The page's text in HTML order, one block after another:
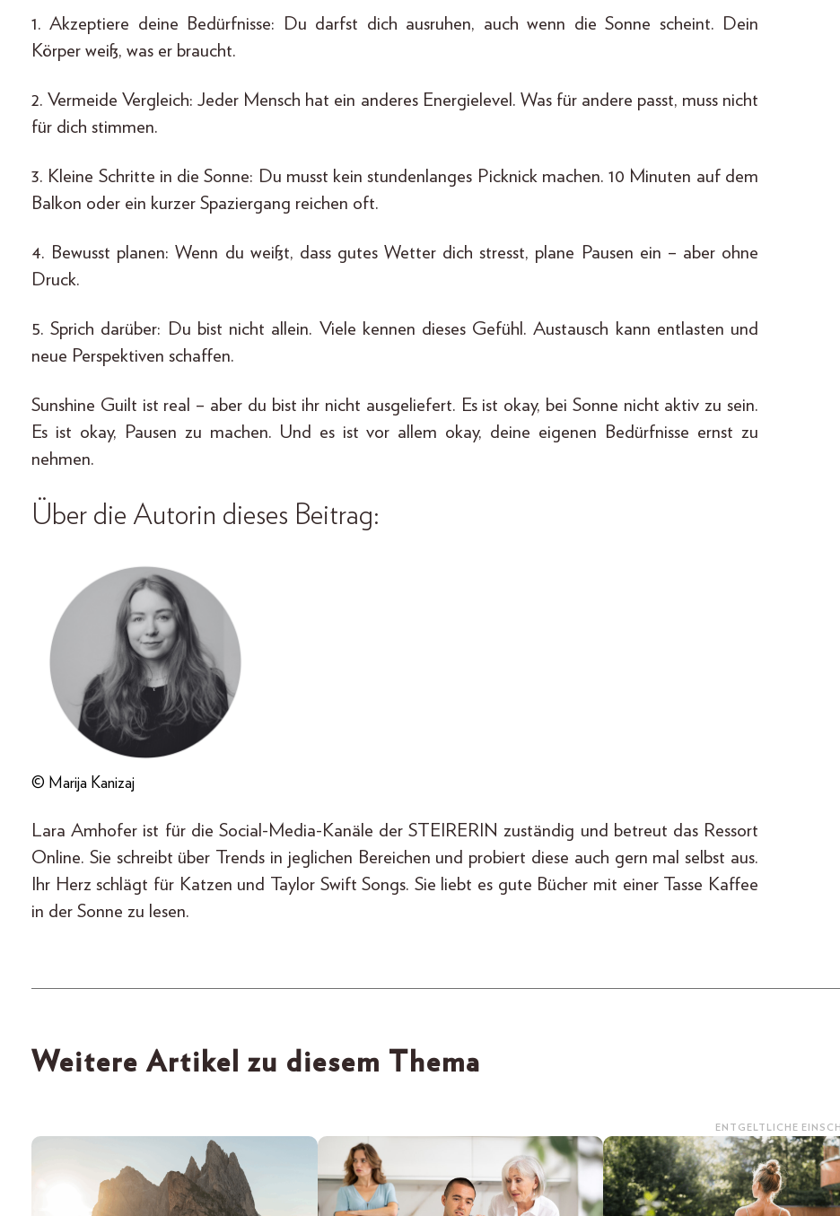
1. Akzeptiere deine Bedürfnisse: Du darfst dich ausruhen, auch wenn die Sonne scheint. Dein
Körper weiß, was er braucht.
2. Vermeide Vergleich: Jeder Mensch hat ein anderes Energielevel. Was für andere passt, muss nicht
für dich stimmen.
3. Kleine Schritte in die Sonne: Du musst kein stundenlanges Picknick machen. 10 Minuten auf dem
Balkon oder ein kurzer Spaziergang reichen oft.
4. Bewusst planen: Wenn du weißt, dass gutes Wetter dich stresst, plane Pausen ein – aber ohne
Druck.
5. Sprich darüber: Du bist nicht allein. Viele kennen dieses Gefühl. Austausch kann entlasten und
neue Perspektiven schaffen.
Sunshine Guilt ist real – aber du bist ihr nicht ausgeliefert. Es ist okay, bei Sonne nicht aktiv zu sein.
Es ist okay, Pausen zu machen. Und es ist vor allem okay, deine eigenen Bedürfnisse ernst zu
nehmen.
Über die Autorin dieses Beitrag:
© Marija Kanizaj
Lara Amhofer ist für die Social-Media-Kanäle der STEIRERIN zuständig und betreut das Ressort
Online. Sie schreibt über Trends in jeglichen Bereichen und probiert diese auch gern mal selbst aus.
Ihr Herz schlägt für Katzen und Taylor Swift Songs. Sie liebt es gute Bücher mit einer Tasse Kaffee
in der Sonne zu lesen.
Weitere Artikel zu diesem Thema
ENTGELTLICHE